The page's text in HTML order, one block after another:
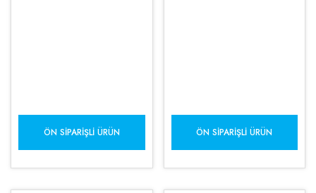
ÖN SIPARIŞLI ÜRÜN ÖN SIPARIŞLI ÜRÜN